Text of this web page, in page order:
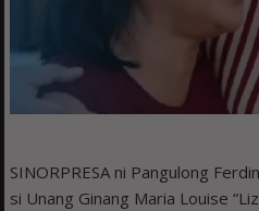
SINORPRESA ni Pangulong
si Unang Ginang Maria Louise